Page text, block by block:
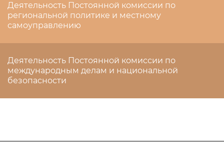
Деятельность Постоянной комиссии по
региональной политике и местному
самоуправлению
Деятельность Постоянной комиссии по
международным делам и национальной
безопасности